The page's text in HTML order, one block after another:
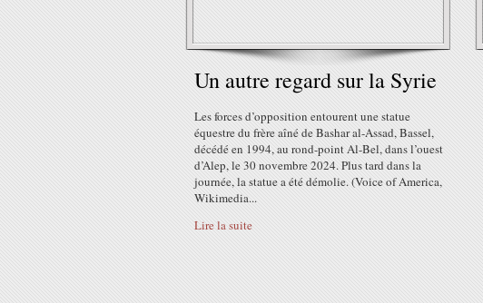
Un autre regard sur la Syrie
Les forces d’opposition entourent une statue
équestre du frère aîné de Bashar al-Assad, Bassel,
décédé en 1994, au rond-point Al-Bel, dans l’ouest
d’Alep, le 30 novembre 2024. Plus tard dans la
journée, la statue a été démolie. (Voice of America,
Wikimedia...
Lire la suite